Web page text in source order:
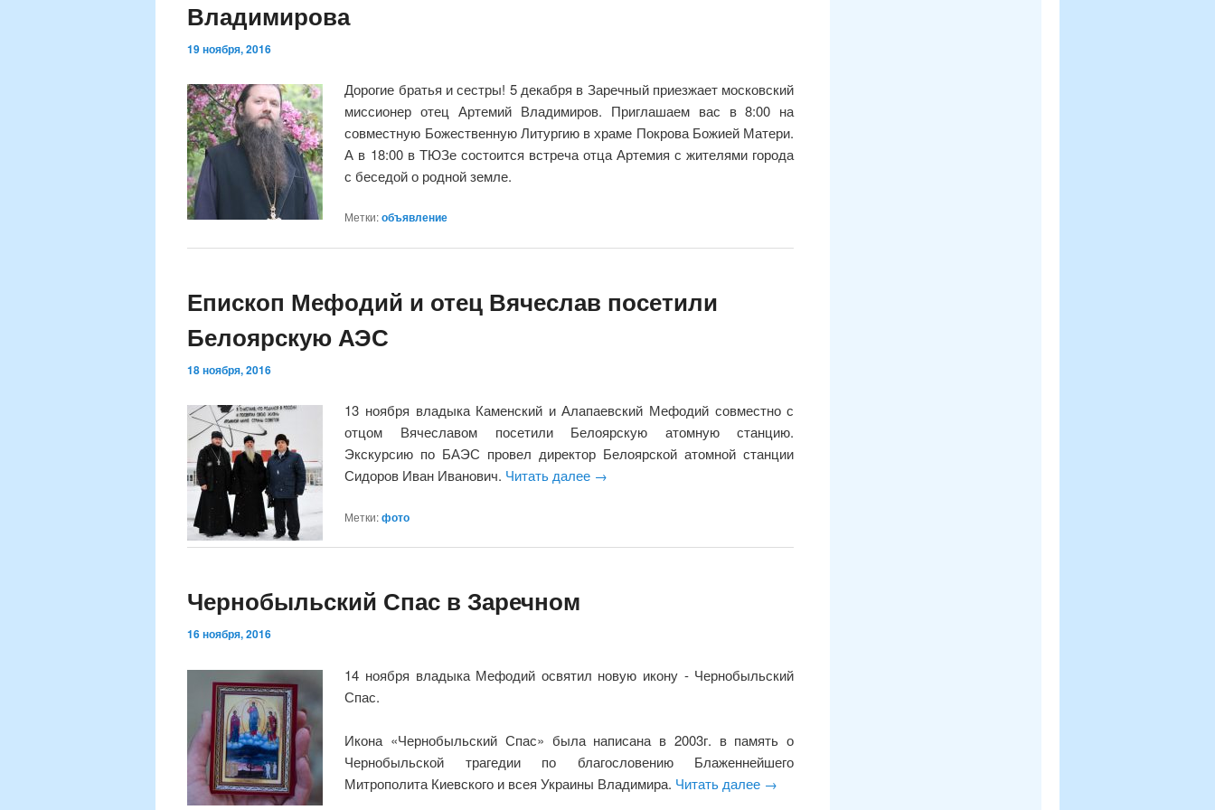
Владимирова
19 ноября, 2016
Дорогие братья и сестры! 5 декабря в Заречный приезжает московский
миссионер отец Артемий Владимиров. Приглашаем вас в 8:00 на
совместную Божественную Литургию в храме Покрова Божией Матери.
А в 18:00 в ТЮЗе состоится встреча отца Артемия с жителями города
с беседой о родной земле.
Метки:объявление
Епископ Мефодий и отец Вячеслав посетили
Белоярскую АЭС
18 ноября, 2016
13 ноября владыка Каменский и Алапаевский Мефодий совместно с
отцом Вячеславом посетили Белоярскую атомную станцию.
Экскурсию по БАЭС провел директор Белоярской атомной станции
Сидоров Иван Иванович. Читать далее →
Метки:фото
Чернобыльский Спас в Заречном
16 ноября, 2016
14 ноября владыка Мефодий освятил новую икону - Чернобыльский
Спас.
Икона «Чернобыльский Спас» была написана в 2003г. в память о
Чернобыльской трагедии по благословению Блаженнейшего
Митрополита Киевского и всея Украины Владимира. Читать далее →